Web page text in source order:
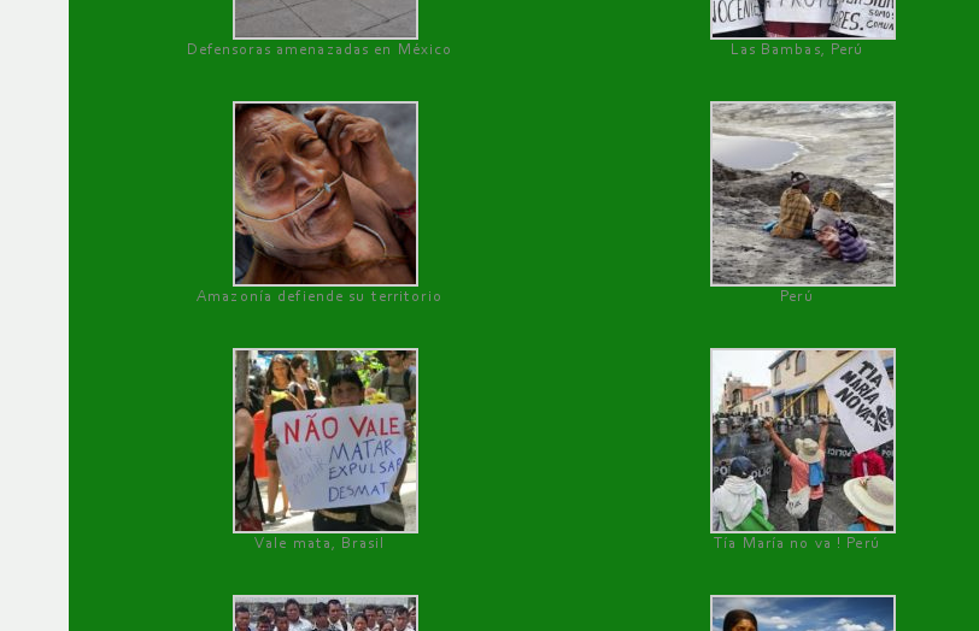
Defensoras amenazadas en México Las Bambas, Perú
Amazonía defiende su territorio Perú
Vale mata, Brasil Tía María no va ! Perú